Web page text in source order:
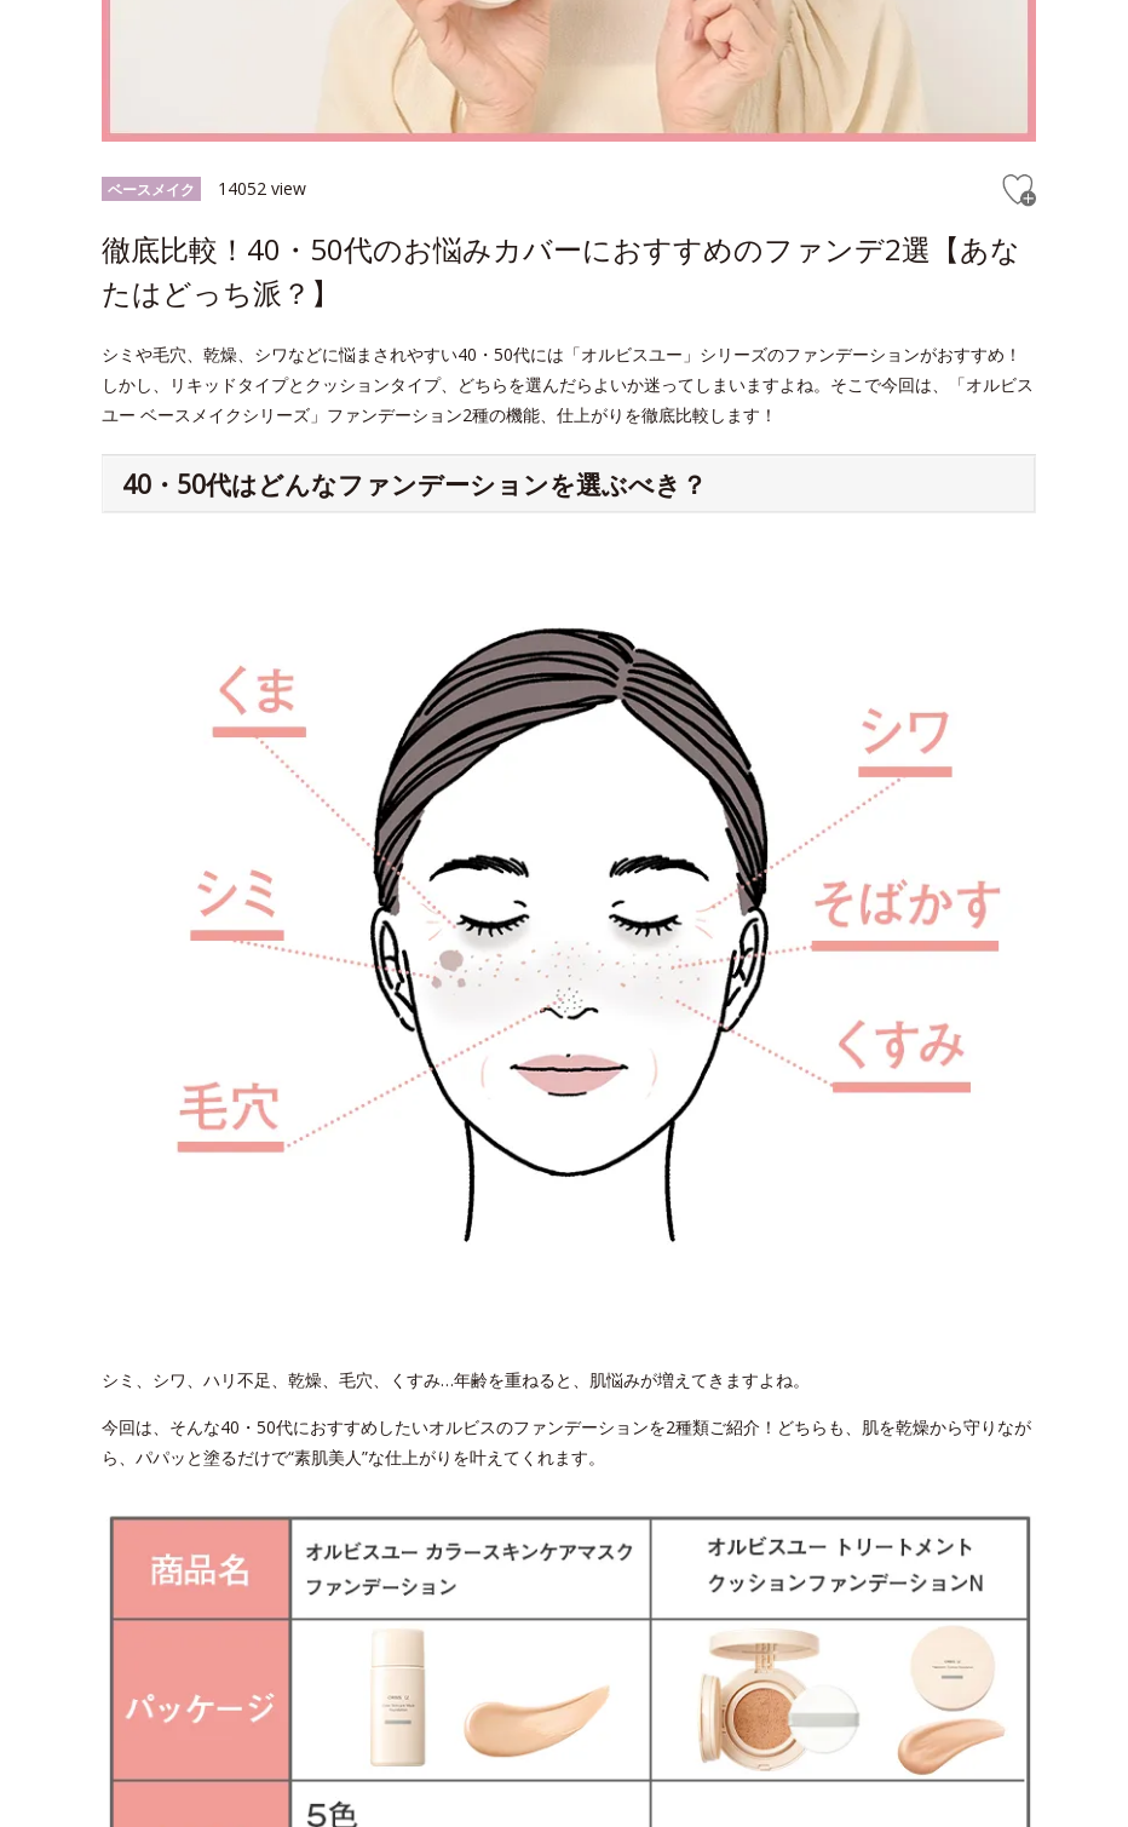
ベースメイク 14052 view
徹底比較！40・50代のお悩みカバーにおすすめのファンデ2選【あな
たはどっち派？】
シミや毛穴、乾燥、シワなどに悩まされやすい40・50代には「オルビスユー」シリーズのファンデーションがおすすめ！
しかし、リキッドタイプとクッションタイプ、どちらを選んだらよいか迷ってしまいますよね。そこで今回は、「オルビス
ユー ベースメイクシリーズ」ファンデーション2種の機能、仕上がりを徹底比較します！
40・50代はどんなファンデーションを選ぶべき？
シミ、シワ、ハリ不足、乾燥、毛穴、くすみ…年齢を重ねると、肌悩みが増えてきますよね。
今回は、そんな40・50代におすすめしたいオルビスのファンデーションを2種類ご紹介！どちらも、肌を乾燥から守りなが
ら、パパッと塗るだけで“素肌美人”な仕上がりを叶えてくれます。